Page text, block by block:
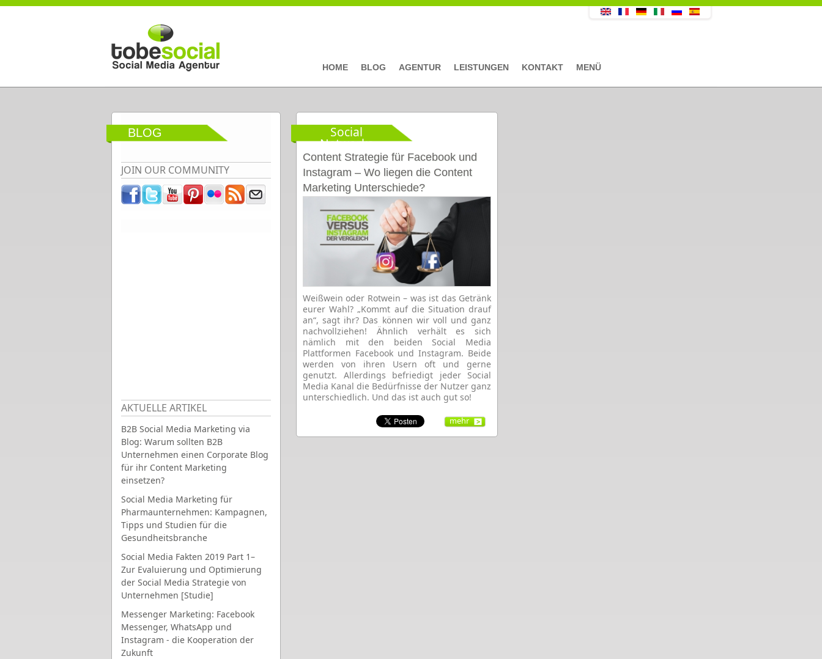
Direkt zum Inhalt
HOME BLOG AGENTUR LEISTUNGEN KONTAKT MENÜ
BLOG
JOIN OUR COMMUNITY
AKTUELLE ARTIKEL
B2B Social Media Marketing via
Blog: Warum sollten B2B
Unternehmen einen Corporate Blog
für ihr Content Marketing
einsetzen?
Social Media Marketing für
Pharmaunternehmen: Kampagnen,
Tipps und Studien für die
Gesundheitsbranche
Social Media Fakten 2019 Part 1–
Zur Evaluierung und Optimierung
der Social Media Strategie von
Unternehmen [Studie]
Messenger Marketing: Facebook
Messenger, WhatsApp und
Instagram - die Kooperation der
Zukunft
Social
Networks
Content Strategie für Facebook und
Instagram – Wo liegen die Content
Marketing Unterschiede?
Weißwein oder Rotwein – was ist das Getränk
eurer Wahl? „Kommt auf die Situation drauf
an“, sagt ihr? Das können wir voll und ganz
nachvollziehen! Ähnlich verhält es sich
nämlich mit den beiden Social Media
Plattformen Facebook und Instagram. Beide
werden von ihren Usern oft und gerne
genutzt. Allerdings befriedigt jeder Social
Media Kanal die Bedürfnisse der Nutzer ganz
unterschiedlich. Und das ist auch gut so!
mehr